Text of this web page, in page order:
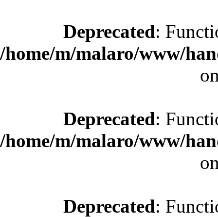
Deprecated:
/home/m/malaro/www/
Deprecated:
/home/m/malaro/www/
Deprecated: